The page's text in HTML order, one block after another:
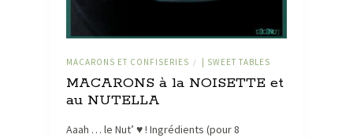
MACARONS ET CONFISERIES / | SWEET TABLES
MACARONS à la NOISETTE et
au NUTELLA
Aaah … le Nut’ ♥ ! Ingrédients (pour 8